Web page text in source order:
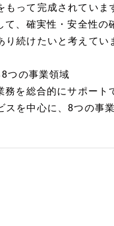
って完成されていま
、確実性・安全性の
続けたいと考えてい
つの事業領域
を総合的にサポート
を中心に、8つの事